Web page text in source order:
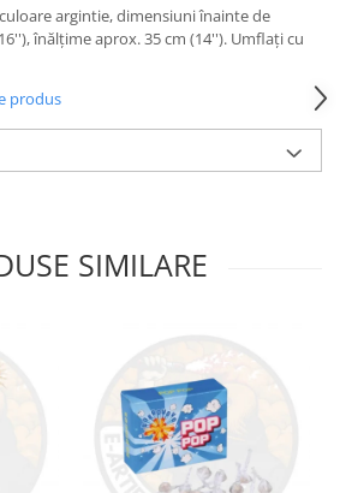
argintie, dimensiuni înainte de
înălțime aprox. 35 cm (14''). Umflați cu
produs
SIMILARE